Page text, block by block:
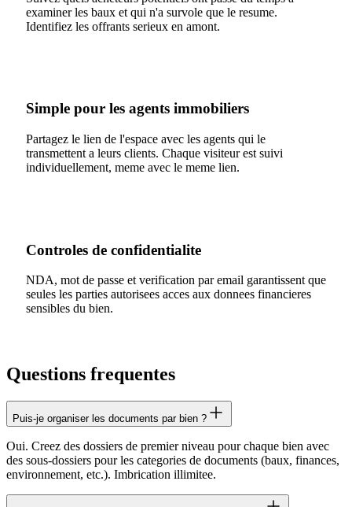
examiner les baux et qui n'a survole que le resume.
Identifiez les offrants serieux en amont.
Simple pour les agents immobiliers
Partagez le lien de l'espace avec les agents qui le
transmettent a leurs clients. Chaque visiteur est suivi
individuellement, meme avec le meme lien.
Controles de confidentialite
NDA, mot de passe et verification par email garantissent que
seules les parties autorisees acces aux donnees financieres
sensibles du bien.
Questions frequentes
Puis-je organiser les documents par bien ?
Oui. Creez des dossiers de premier niveau pour chaque bien avec
des sous-dossiers pour les categories de documents (baux, finances,
environnement, etc.). Imbrication illimitee.